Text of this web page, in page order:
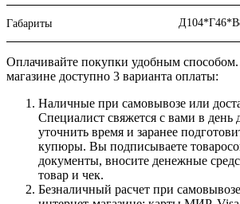
Габариты
Оплачивайте покупки удобным
магазине доступно 3 варианта оплаты:
Наличные при самовывозе или
Специалист свяжется с вами в день
уточнить время и заранее
купюры. Вы подписываете
документы, вносите денежные
товар и чек.
Безналичный расчет при